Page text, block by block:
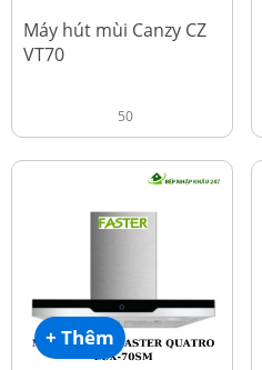
8.500.000
Máy hút mùi Canzy CZ
VT70
50
+ Thêm